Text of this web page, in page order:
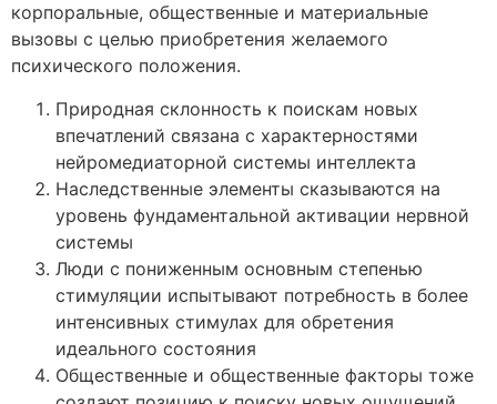
корпоральные, общественные и материальные
вызовы с целью приобретения желаемого
психического положения.
Природная склонность к поискам новых
впечатлений связана с характерностями
нейромедиаторной системы интеллекта
Наследственные элементы сказываются на
уровень фундаментальной активации нервной
системы
Люди с пониженным основным степенью
стимуляции испытывают потребность в более
интенсивных стимулах для обретения
идеального состояния
Общественные и общественные факторы тоже